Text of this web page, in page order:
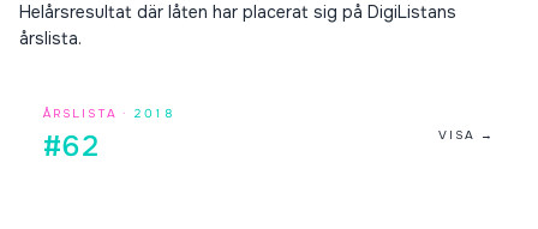
Helårsresultat där låten har placerat sig på DigiListans
årslista.
ÅRSLISTA · 2018
#62 VISA →